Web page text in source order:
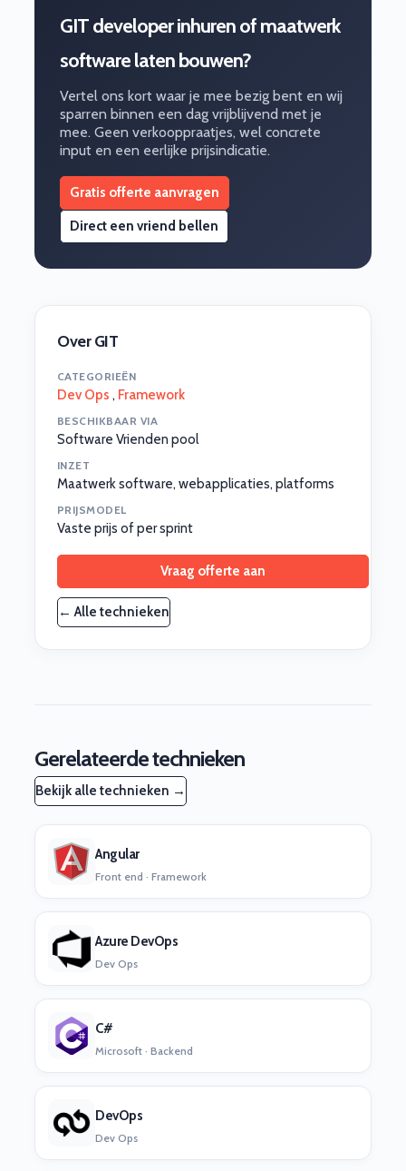
GIT developer inhuren of maatwerk
software laten bouwen?
Vertel ons kort waar je mee bezig bent en wij
sparren binnen een dag vrijblijvend met je
mee. Geen verkooppraatjes, wel concrete
input en een eerlijke prijsindicatie.
Gratis offerte aanvragen
Direct een vriend bellen
Over GIT
CATEGORIEËN
Dev Ops , Framework
BESCHIKBAAR VIA
Software Vrienden pool
INZET
Maatwerk software, webapplicaties, platforms
PRIJSMODEL
Vaste prijs of per sprint
Vraag offerte aan
← Alle technieken
Gerelateerde technieken
Bekijk alle technieken →
Angular
Front end · Framework
Azure DevOps
Dev Ops
C#
Microsoft · Backend
DevOps
Dev Ops